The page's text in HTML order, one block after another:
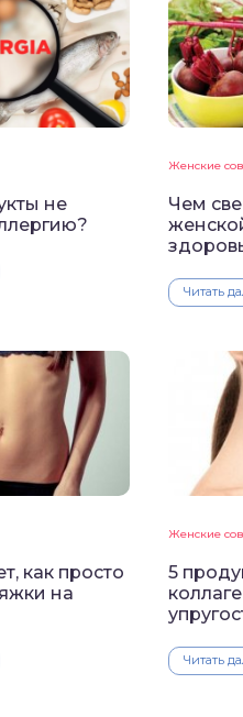
не
Женские
Чем
Читать
как просто
на
Женские
5
Читать